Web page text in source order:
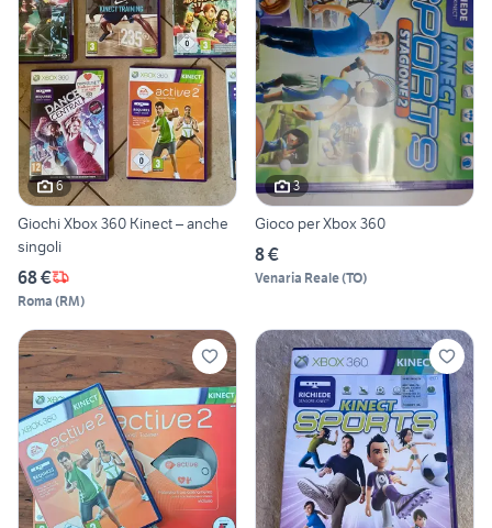
6
Giochi Xbox 360 Kinect – anche
singoli
68 €
Roma (RM)
3
Gioco per Xbox 360
8 €
Venaria Reale(TO)